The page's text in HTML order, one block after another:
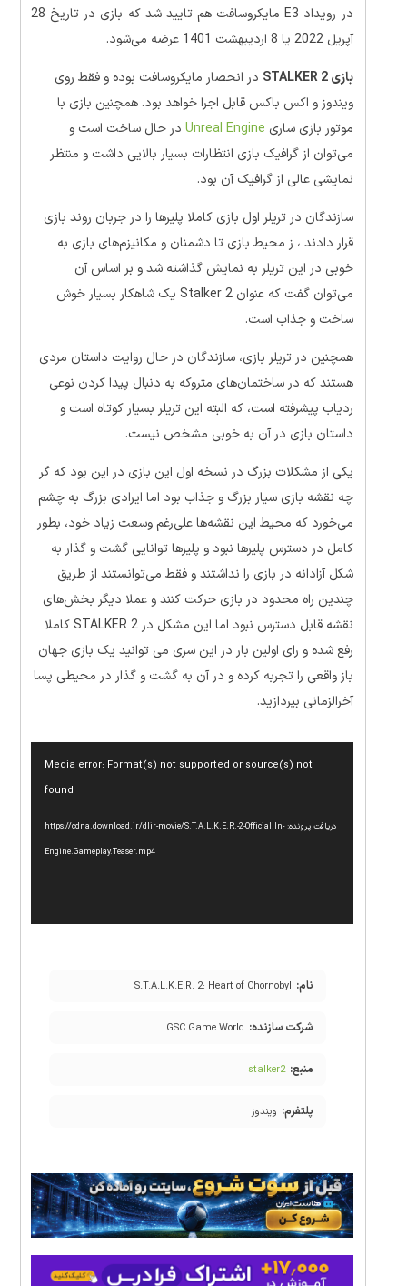
در رویداد E3 مایکروسافت هم تایید شد که بازی در تاریخ 28
آپریل 2022 یا 8 اردیبهشت 1401 عرضه می‌شود.
بازی STALKER 2
در انحصار مایکروسافت بوده و فقط روی
ویندوز و اکس باکس قابل اجرا خواهد بود. همچنین بازی با
موتور بازی ساری Unreal Engine در حال ساخت است و
می‌توان از گرافیک بازی انتظارات بسیار بالایی داشت و منتظر
نمایشی عالی از گرافیک آن بود.
سازندگان در تریلر اول بازی کاملا پلیرها را در جربان روند بازی
قرار دادند ، ز محیط بازی تا دشمنان و مکانیزم‌های بازی به
خوبی در این تریلر به نمایش گذاشته شد و بر اساس آن
می‌توان گفت که عنوان Stalker 2 یک شاهکار بسیار خوش
ساخت و جذاب است.
همچنین در تریلر بازی، سازندگان در حال روایت داستان مردی
هستند که در ساختمان‌های متروکه به دنبال پیدا کردن نوعی
ردیاب پیشرفته است، که البته این تریلر بسیار کوتاه است و
داستان بازی در آن به خوبی مشخص نیست.
یکی از مشکلات بزرگ در نسخه اول این بازی در این بود که گر
چه نقشه بازی سیار بزرگ و جذاب بود اما ایرادی بزرگ به چشم
می‌خورد که محیط این نقشه‌ها علی‌رغم وسعت زیاد خود، بطور
کامل در دسترس پلیر‌ها نبود و پلیر‌ها توانایی گشت و گذار به
شکل آزادانه در بازی را نداشتند و فقط می‌توانستند از طریق
چندین راه محدود در بازی حرکت کنند و عملا دیگر بخش‌های
نقشه قابل دسترس نبود اما این مشکل در STALKER 2 کاملا
رفع شده و رای اولین بار در این سری می توانید یک بازی جهان
باز واقعی را تجربه کرده و در آن به گشت و گذار در محیطی پسا
آخرالزمانی بپردازید.
Media error: Format(s) not supported or source(s) not
found
دریافت پرونده: https://cdna.download.ir/dlir-movie/S.T.A.L.K.E.R.-2-Official.In-
Engine.Gameplay.Teaser.mp4
نام: S.T.A.L.K.E.R. 2: Heart of Chornobyl
شرکت سازنده: GSC Game World
منبع: stalker2
پلتفرم: ویندوز